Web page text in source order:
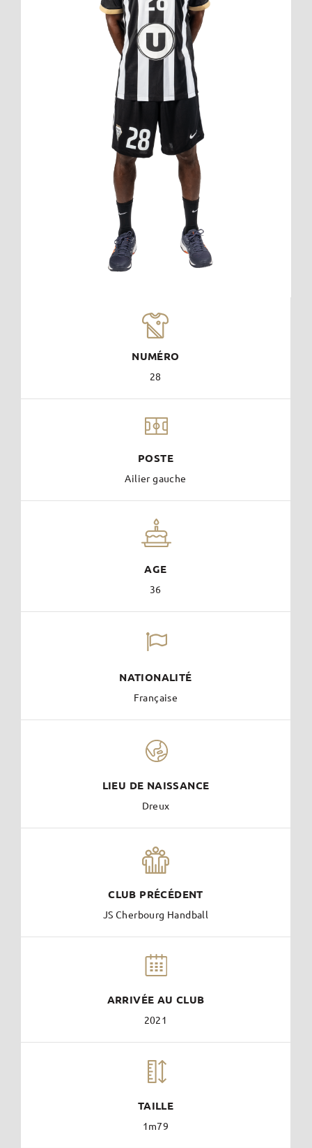
NUMÉRO
28
POSTE
Ailier gauche
AGE
36
NATIONALITÉ
Française
LIEU DE NAISSANCE
Dreux
CLUB PRÉCÉDENT
JS Cherbourg Handball
ARRIVÉE AU CLUB
2021
TAILLE
1m79